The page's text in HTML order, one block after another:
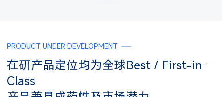
PRODUCT UNDER DEVELOPMENT
在研产品定位均为全球Best / First-in-
Class